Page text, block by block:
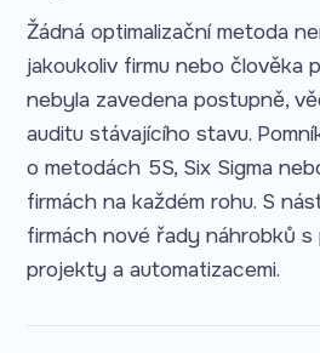
Žádná optimalizační metoda
jakoukoliv firmu nebo člověka
nebyla zavedena postupně,
auditu stávajícího stavu.
o metodách 5S, Six Sigma
firmách na každém rohu. S
firmách nové řady náhrobků s
projekty a automatizacemi.